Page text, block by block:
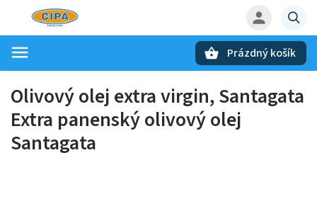
Prázdný košík
Olivový olej extra virgin, Santagata
Extra panenský olivový olej
Santagata